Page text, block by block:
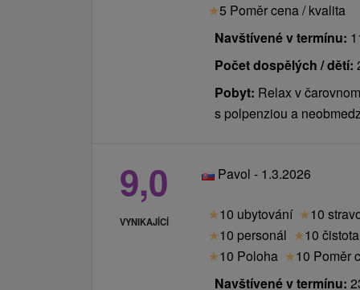
★5 Poměr cena / kvalita
Navštívené v termínu:
Počet dospělých / dětí:
Pobyt: Relax v
s polpenziou a
9,0
VYNIKAJÍCÍ
Pavol - 1.3.2026
★10 ubytování ★10
★10 personál ★10 čistota
★10 Poloha ★10 Poměr
Navštívené v termínu: